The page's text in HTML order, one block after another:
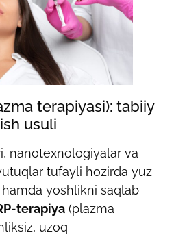
terapiyasi): tabiiy
usuli
nanotexnologiyalar va
tufayli hozirda yuz
yoshlikni saqlab
terapiya (plazma
uzoq